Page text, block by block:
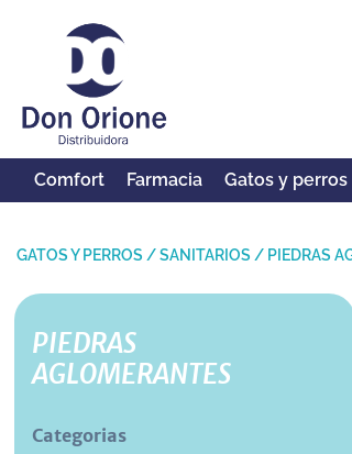
Comfort Farmacia Gatos y perros
GATOS Y PERROS /SANITARIOS / PIEDRAS
PIEDRAS
AGLOMERANTES
Categorias